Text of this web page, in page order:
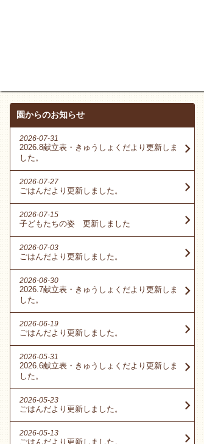
園からのお知らせ
2026-07-31
2026.8献立表・きゅうしょくだより更新しま
した。
2026-07-27
ごはんだより更新しました。
2026-07-15
子どもたちの姿 更新しました
2026-07-03
ごはんだより更新しました。
2026-06-30
2026.7献立表・きゅうしょくだより更新しま
した。
2026-06-19
ごはんだより更新しました。
2026-05-31
2026.6献立表・きゅうしょくだより更新しま
した。
2026-05-23
ごはんだより更新しました。
2026-05-13
ごはんだより更新しました。